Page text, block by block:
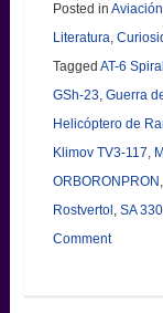
Posted in
Literatura,
Tagged AT-6 Spiral
GSh-23, Guerra
Helicóptero de
Klimov TV3-117,
ORBORONPRON ,
Rostvertol , SA
Comment